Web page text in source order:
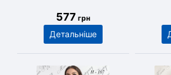
577 грн
Детальніше